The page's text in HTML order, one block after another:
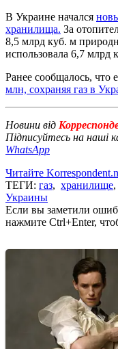
В Украине начался
хранилища. За
8,5 млрд куб. м
использовала 6,7 млрд
Ранее сообщалось, что
млн, сохраняя газ в
Новини від
Підписуйтесь на наші
WhatsApp
Читайте
ТЕГИ: газ, хранилище,
Украины
Если вы заметили
нажмите Ctrl+Enter,